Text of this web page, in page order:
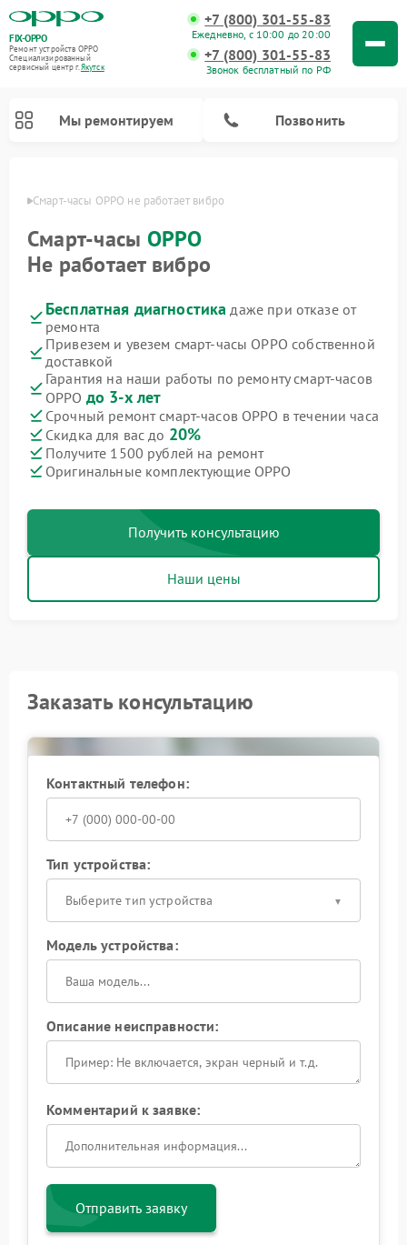
FIX-OPPO
Ремонт устройств OPPO
Специализированный
cервисный центр г.Якутск
+7 (800) 301-55-83
Ежедневно, с 10:00 до 20:00
+7 (800) 301-55-83
Звонок бесплатный по РФ
Мы ремонтируем Позвонить
Смарт-часы OPPO не работает вибро
Смарт-часы OPPO
Не работает вибро
Бесплатная диагностика даже при отказе от
ремонта
Привезем и увезем смарт-часы OPPO собственной
доставкой
Гарантия на наши работы по ремонту смарт-часов
OPPO до 3-х лет
Срочный ремонт смарт-часов OPPO в течении часа
Скидка для вас до 20%
Получите 1500 рублей на ремонт
Оригинальные комплектующие OPPO
Получить консультацию
Наши цены
Заказать консультацию
Контактный телефон:
Тип устройства:
Выберите тип устройства
Модель устройства:
Описание неисправности:
Комментарий к заявке:
Отправить заявку